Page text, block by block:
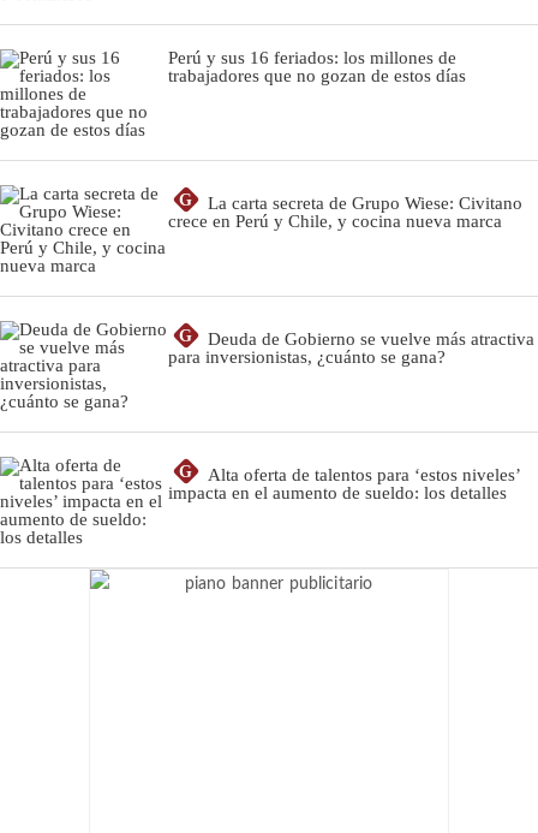
Perú y sus 16 feriados: los millones de
trabajadores que no gozan de estos días
G
La carta secreta de Grupo Wiese: Civitano
crece en Perú y Chile, y cocina nueva marca
G
Deuda de Gobierno se vuelve más atractiva
para inversionistas, ¿cuánto se gana?
G
Alta oferta de talentos para ‘estos niveles’
impacta en el aumento de sueldo: los detalles